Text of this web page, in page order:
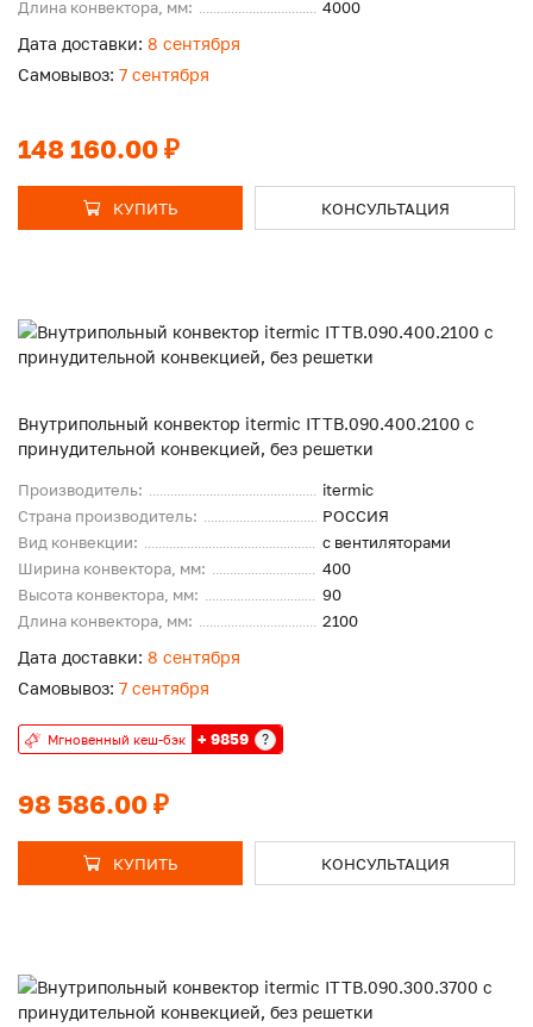
Длина конвектора, мм:
4000
148 160.00 ₽
Дата доставки: 8 сентября
Самовывоз: 7 сентября
КУПИТЬ КОНСУЛЬТАЦИЯ
Внутрипольный конвектор itermic ITTB.090.400.2100 с
принудительной конвекцией, без решетки
Производитель:
itermic
Страна производитель:
РОССИЯ
Вид конвекции:
с вентиляторами
Ширина конвектора, мм:
400
Высота конвектора, мм:
90
Длина конвектора, мм:
2100
98 586.00 ₽
Дата доставки: 8 сентября
Самовывоз: 7 сентября
Мгновенный кеш-бэк + 9859 ?
КУПИТЬ КОНСУЛЬТАЦИЯ